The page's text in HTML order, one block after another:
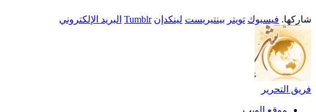
شاركها. فيسبوك تويتر بينتيريست لينكدإن Tumblr البريد الإلكتروني
فريق التحرير
موقع الويب